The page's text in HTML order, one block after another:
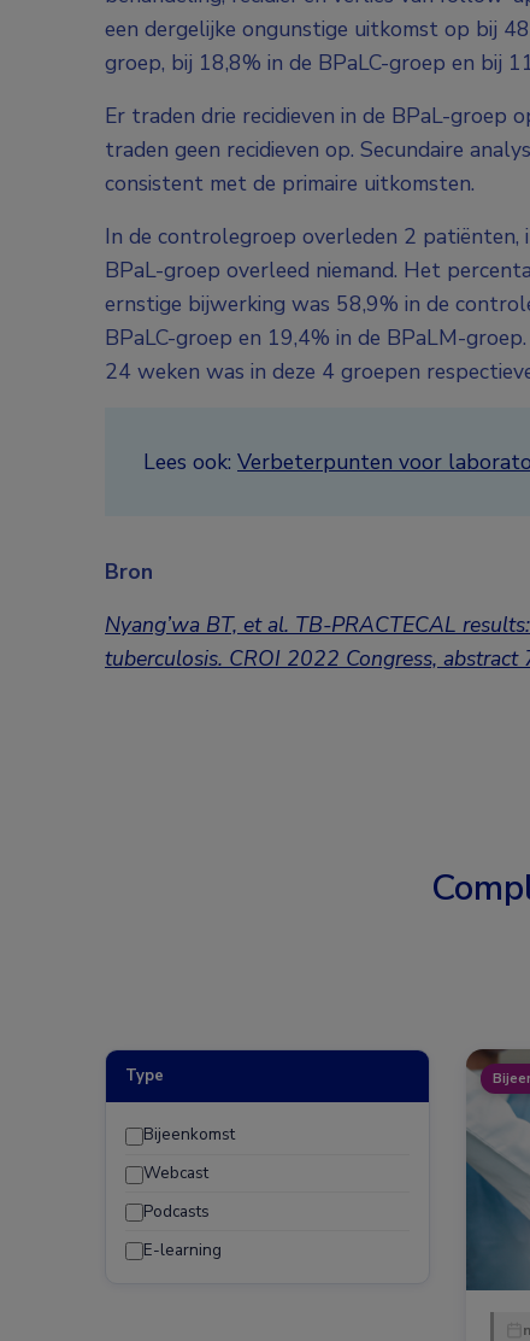
een dergelijke ongunstige uitkomst op bij
groep, bij 18,8% in de BPaLC-groep en bij
Er traden drie recidieven in de BPaL-groep
traden geen recidieven op. Secundaire
consistent met de primaire uitkomsten.
In de controlegroep overleden 2 patiënten,
BPaL-groep overleed niemand. Het
ernstige bijwerking was 58,9% in de
BPaLC-groep en 19,4% in de BPaLM-
24 weken was in deze 4 groepen
Lees ook: Verbeterpunten voor
Bron
Nyang’wa BT, et al. TB-PRACTECAL
tuberculosis. CROI 2022 Congress, abstract
Type
Bijeenkomst
Webcast
Podcasts
E-learning